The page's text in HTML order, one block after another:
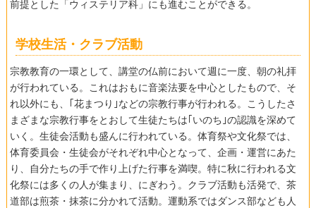
前提とした「ウィステリア科」にも進むことができる。
学校生活・クラブ活動
宗教教育の一環として、講堂の仏前において週に一度、朝の礼拝
が行われている。これはおもに音楽法要を中心としたもので、そ
れ以外にも、｢花まつり｣などの宗教行事が行われる。こうしたさ
まざまな宗教行事をとおして生徒たちは｢いのち｣の認識を深めて
いく。生徒会活動も盛んに行われている。体育祭や文化祭では、
体育委員会・生徒会がそれぞれ中心となって、企画・運営にあた
り、自分たちの手で作り上げた行事を満喫。特に秋に行われる文
化祭には多くの人が集まり、にぎわう。クラブ活動も活発で、茶
道部は煎茶・抹茶に分かれて活動。運動系ではダンス部なども人